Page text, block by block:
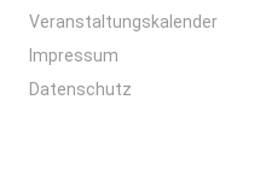
Veranstaltungskalender
Impressum
Datenschutz